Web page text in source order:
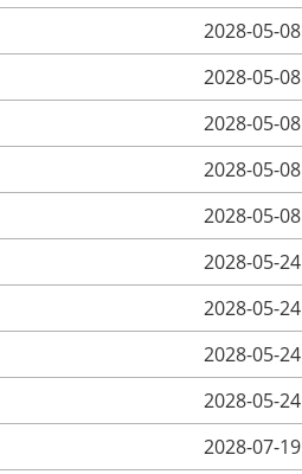
2028-05-08
2028-05-08
2028-05-08
2028-05-08
2028-05-08
2028-05-24
2028-05-24
2028-05-24
2028-05-24
2028-07-19